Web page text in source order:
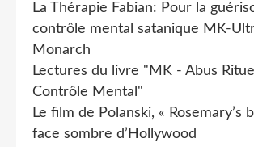
La Thérapie Fabian: Pour la
contrôle mental satanique MK-
Monarch
Lectures du livre "MK - Abus
Contrôle Mental"
Le film de Polanski, « Rosemary’s
face sombre d’Hollywood